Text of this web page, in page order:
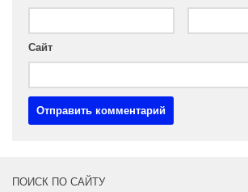
Сайт
ПОИСК ПО САЙТУ